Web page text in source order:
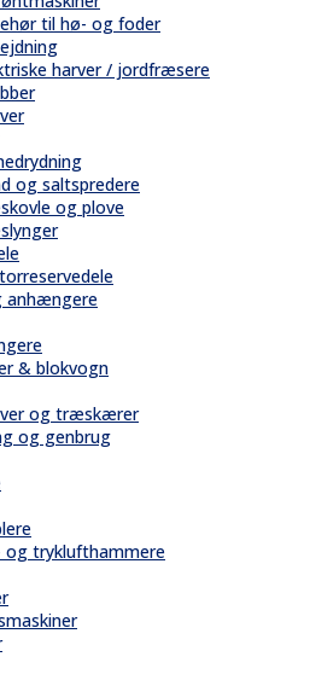
til hø- og foder
harver / jordfræsere
og saltspredere
og plove
anhængere
& blokvogn
og træskærer
og genbrug
og tryklufthammere